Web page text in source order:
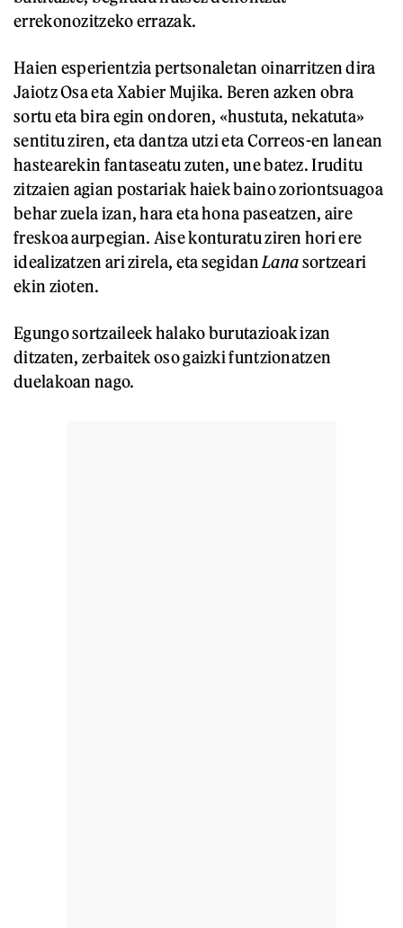
errekonozitzeko errazak.
Haien esperientzia pertsonaletan oinarritzen dira
Jaiotz Osa eta Xabier Mujika. Beren azken obra
sortu eta bira egin ondoren, «hustuta, nekatuta»
sentitu ziren, eta dantza utzi eta Correos-en lanean
hastearekin fantaseatu zuten, une batez. Iruditu
zitzaien agian postariak haiek baino zoriontsuagoa
behar zuela izan, hara eta hona paseatzen, aire
freskoa aurpegian. Aise konturatu ziren hori ere
idealizatzen ari zirela, eta segidan Lanasortzeari
ekin zioten.
Egungo sortzaileek halako burutazioak izan
ditzaten, zerbaitek oso gaizki funtzionatzen
duelakoan nago.